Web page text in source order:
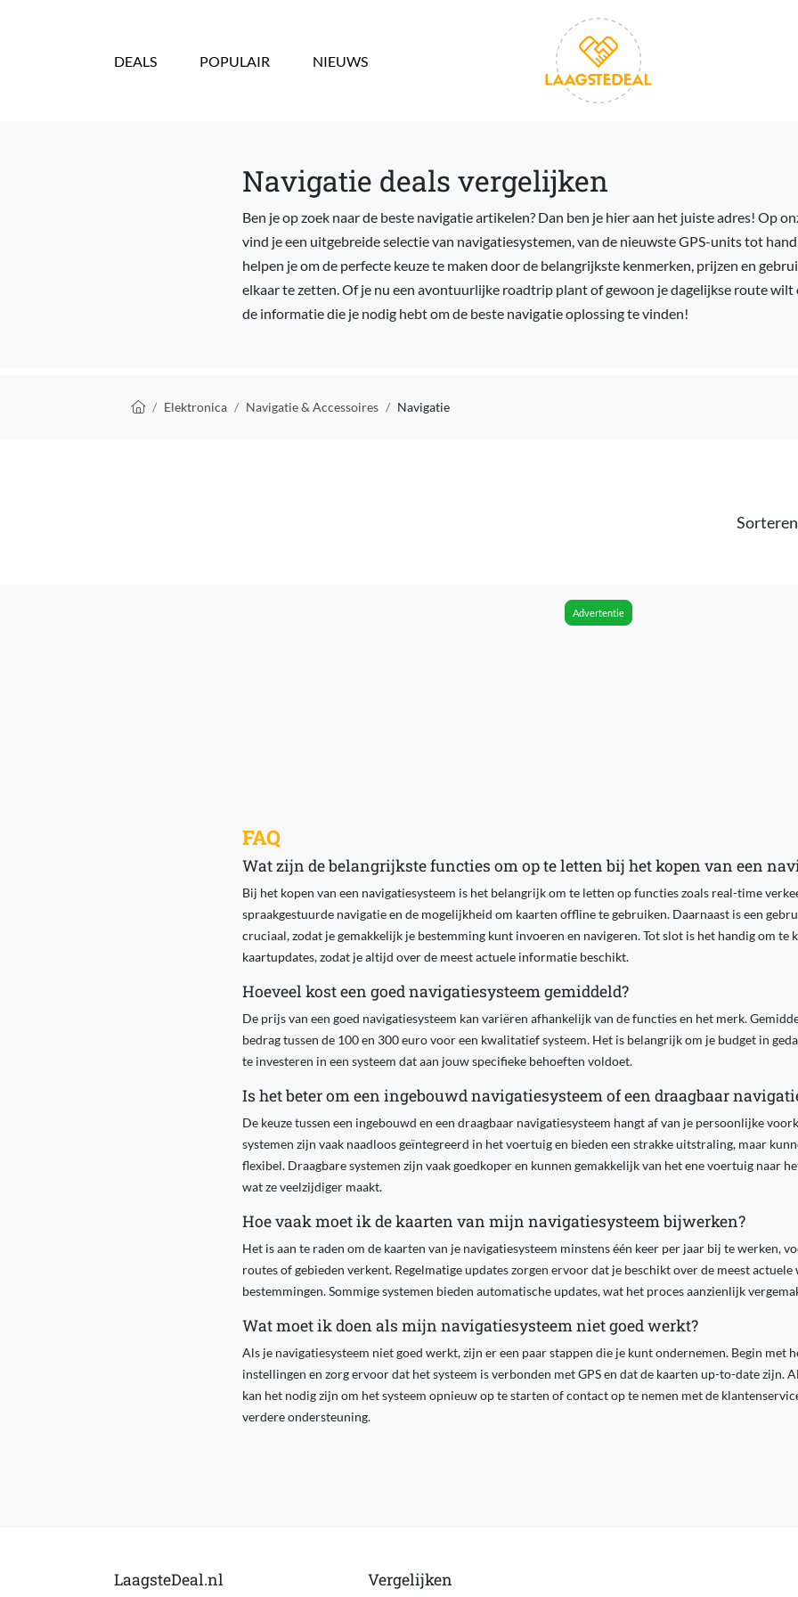
DEALS POPULAIR NIEUWS
Navigatie deals vergelijken
Ben je op zoek naar de beste navigatie artikelen? Dan ben je hier aan het juiste adres! Op
vind je een uitgebreide selectie van navigatiesystemen, van de nieuwste GPS-units tot
helpen je om de perfecte keuze te maken door de belangrijkste kenmerken, prijzen en
elkaar te zetten. Of je nu een avontuurlijke roadtrip plant of gewoon je dagelijkse route
de informatie die je nodig hebt om de beste navigatie oplossing te vinden!
Kruimelpad
Elektronica Navigatie & Accessoires Navigatie
Advertentie
FAQ
Wat zijn de belangrijkste functies om op te letten bij het kopen van een
Bij het kopen van een navigatiesysteem is het belangrijk om te letten op functies zoals real-time
spraakgestuurde navigatie en de mogelijkheid om kaarten offline te gebruiken. Daarnaast is een
cruciaal, zodat je gemakkelijk je bestemming kunt invoeren en navigeren. Tot slot is het handig om te
kaartupdates, zodat je altijd over de meest actuele informatie beschikt.
Hoeveel kost een goed navigatiesysteem gemiddeld?
De prijs van een goed navigatiesysteem kan variëren afhankelijk van de functies en het merk.
bedrag tussen de 100 en 300 euro voor een kwalitatief systeem. Het is belangrijk om je budget in
te investeren in een systeem dat aan jouw specifieke behoeften voldoet.
Is het beter om een ingebouwd navigatiesysteem of een draagbaar
De keuze tussen een ingebouwd en een draagbaar navigatiesysteem hangt af van je persoonlijke
systemen zijn vaak naadloos geïntegreerd in het voertuig en bieden een strakke uitstraling, maar
flexibel. Draagbare systemen zijn vaak goedkoper en kunnen gemakkelijk van het ene voertuig naar
wat ze veelzijdiger maakt.
Hoe vaak moet ik de kaarten van mijn navigatiesysteem bijwerken?
Het is aan te raden om de kaarten van je navigatiesysteem minstens één keer per jaar bij te werken,
routes of gebieden verkent. Regelmatige updates zorgen ervoor dat je beschikt over de meest actuele
bestemmingen. Sommige systemen bieden automatische updates, wat het proces aanzienlijk
Wat moet ik doen als mijn navigatiesysteem niet goed werkt?
Als je navigatiesysteem niet goed werkt, zijn er een paar stappen die je kunt ondernemen. Begin met
instellingen en zorg ervoor dat het systeem is verbonden met GPS en dat de kaarten up-to-date zijn.
kan het nodig zijn om het systeem opnieuw op te starten of contact op te nemen met de
verdere ondersteuning.
LaagsteDeal.nl Vergelijken